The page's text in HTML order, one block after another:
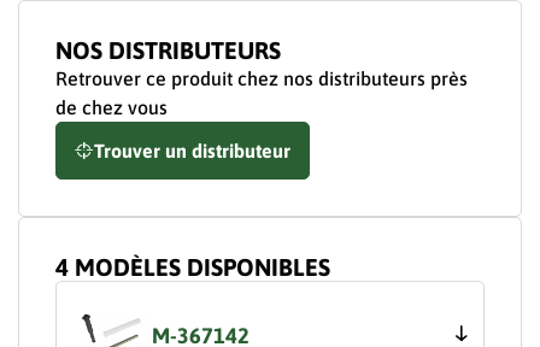
NOS DISTRIBUTEURS
Retrouver ce produit chez nos distributeurs près
de chez vous
Trouver un distributeur
4 MODÈLES DISPONIBLES
M-367142